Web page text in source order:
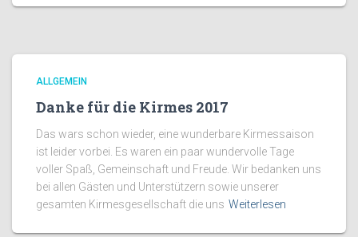
ALLGEMEIN
Danke für die Kirmes 2017
Das wars schon wieder, eine wunderbare Kirmessaison
ist leider vorbei. Es waren ein paar wundervolle Tage
voller Spaß, Gemeinschaft und Freude. Wir bedanken uns
bei allen Gästen und Unterstützern sowie unserer
gesamten Kirmesgesellschaft die uns Weiterlesen